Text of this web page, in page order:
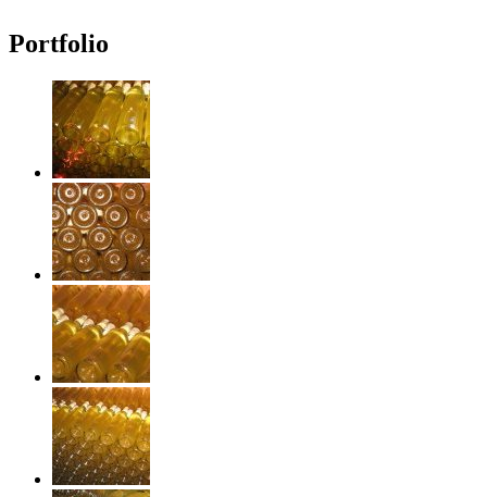
Portfolio